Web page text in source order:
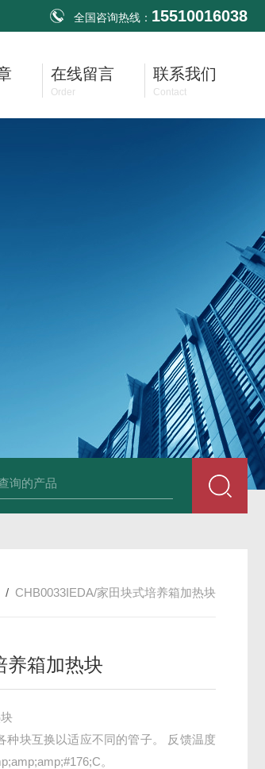
全国咨询热线： 15510016038
在线留言
Order
联系我们
Contact
1.3 （with LAN）KIKUSUI菊水直流电源-故障快
/ CHB0033IEDA/家田块式培养箱加热块
养箱加热块
种块互换以适应不同的管子。 反馈温度
。